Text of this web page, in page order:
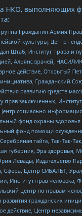
НКО, выполняющих
культуры, Центр
Штаб, Институт права и
Альянс врачей,
действие, Открытый
Гражданский
развитию средств
прав заключенных,
социально-
фонд охраны
фонд помощи
тайга, Так-Так-
губерния, Эра здоровья,
Левады, Издательство
Сфера, Центр СИБАЛЬТ,
Институт прав человека,
центр по правам
гражданских
действие, Центр